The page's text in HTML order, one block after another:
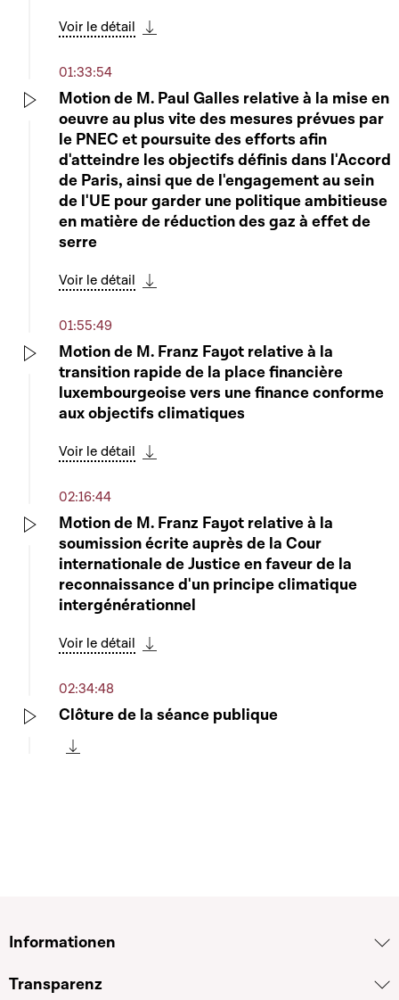
Voir le détail
01:33:54
Motion de M. Paul Galles relative à la mise en
oeuvre au plus vite des mesures prévues par
le PNEC et poursuite des efforts afin
d'atteindre les objectifs définis dans l'Accord
de Paris, ainsi que de l'engagement au sein
de l'UE pour garder une politique ambitieuse
en matière de réduction des gaz à effet de
serre
Voir le détail
01:55:49
Motion de M. Franz Fayot relative à la
transition rapide de la place financière
luxembourgeoise vers une finance conforme
aux objectifs climatiques
Voir le détail
02:16:44
Motion de M. Franz Fayot relative à la
soumission écrite auprès de la Cour
internationale de Justice en faveur de la
reconnaissance d'un principe climatique
intergénérationnel
Voir le détail
02:34:48
Clôture de la séance publique
Informationen
Transparenz